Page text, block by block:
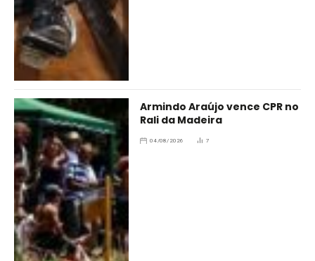
Armindo Araújo vence CPR no
Rali da Madeira
04/08/2026 7